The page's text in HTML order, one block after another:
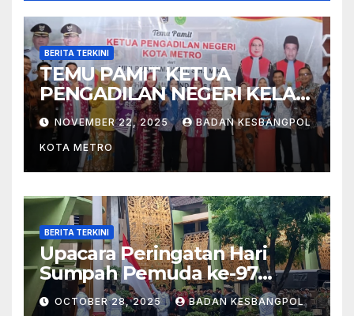
BERITA TERKINI
TEMU PAMIT KETUA
PENGADILAN NEGERI KELAS
I B METRO
NOVEMBER 22, 2025 BADAN KESBANGPOL
KOTA METRO
BERITA TERKINI
Upacara Peringatan Hari
Sumpah Pemuda ke-97
Tahun 2025 di Kota Metro
OCTOBER 28, 2025 BADAN KESBANGPOL